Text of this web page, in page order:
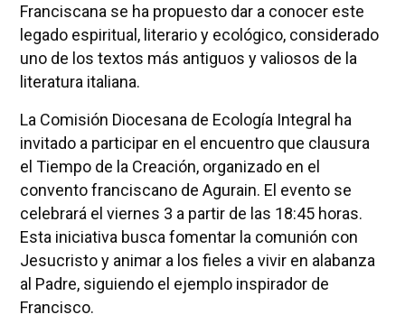
Franciscana se ha propuesto dar a conocer este
legado espiritual, literario y ecológico, considerado
uno de los textos más antiguos y valiosos de la
literatura italiana.
La Comisión Diocesana de Ecología Integral ha
invitado a participar en el encuentro que clausura
el Tiempo de la Creación, organizado en el
convento franciscano de Agurain. El evento se
celebrará el viernes 3 a partir de las 18:45 horas.
Esta iniciativa busca fomentar la comunión con
Jesucristo y animar a los fieles a vivir en alabanza
al Padre, siguiendo el ejemplo inspirador de
Francisco.